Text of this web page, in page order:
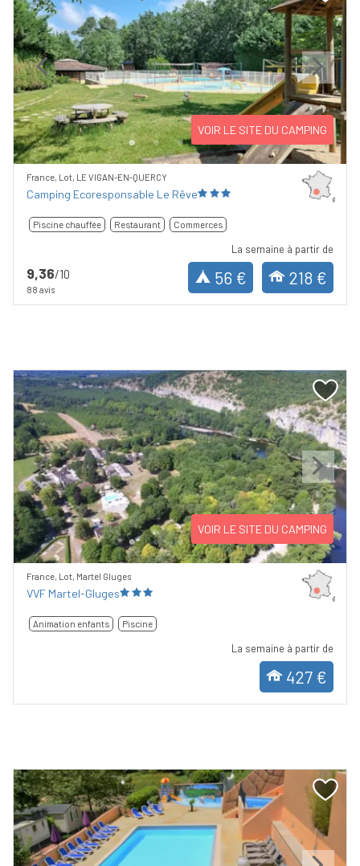
Previous Next
VOIR LE SITE DU CAMPING
France, Lot, LE VIGAN-EN-QUERCY
Camping Ecoresponsable Le Rêve
Piscine chauffée Restaurant Commerces
9,36/10
88 avis
La semaine à partir de
56 € 218 €
Previous Next
VOIR LE SITE DU CAMPING
France, Lot, Martel Gluges
VVF Martel-Gluges
Animation enfants Piscine
La semaine à partir de
427 €